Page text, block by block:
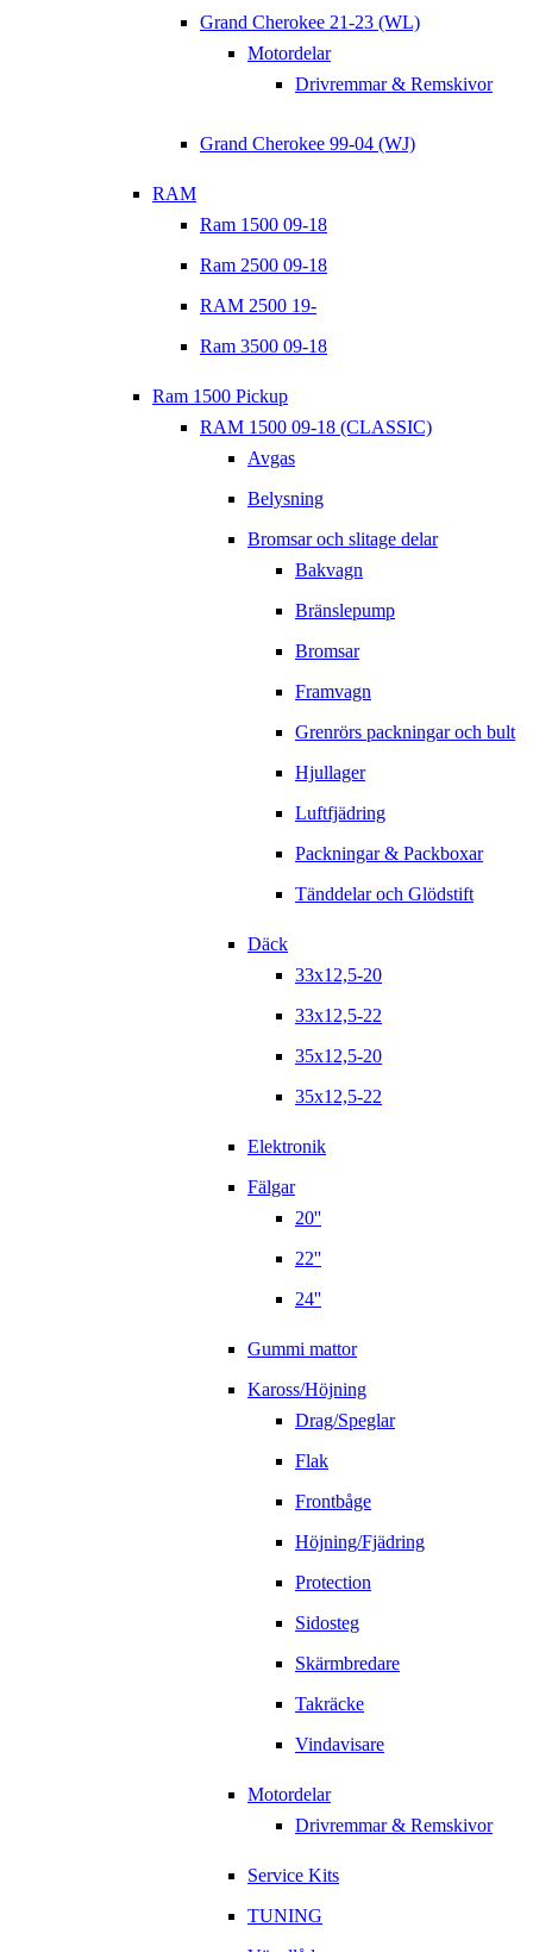
Grand Cherokee 21-23 (WL)
Motordelar
Drivremmar & Remskivor
Grand Cherokee 99-04 (WJ)
RAM
Ram 1500 09-18
Ram 2500 09-18
RAM 2500 19-
Ram 3500 09-18
Ram 1500 Pickup
RAM 1500 09-18 (CLASSIC)
Avgas
Belysning
Bromsar och slitage delar
Bakvagn
Bränslepump
Bromsar
Framvagn
Grenrörs packningar och bult
Hjullager
Luftfjädring
Packningar & Packboxar
Tänddelar och Glödstift
Däck
33x12,5-20
33x12,5-22
35x12,5-20
35x12,5-22
Elektronik
Fälgar
20''
22''
24''
Gummi mattor
Kaross/Höjning
Drag/Speglar
Flak
Frontbåge
Höjning/Fjädring
Protection
Sidosteg
Skärmbredare
Takräcke
Vindavisare
Motordelar
Drivremmar & Remskivor
Service Kits
TUNING